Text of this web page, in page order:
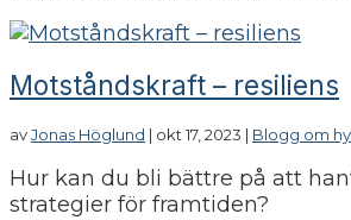
Motståndskraft – resiliens
avJonas Höglund | okt 17, 2023 | Blogg om
Hur kan du bli bättre på att
strategier för framtiden?